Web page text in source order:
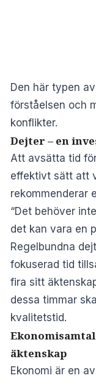
Den här typen
förståelsen och
konflikter.
Dejter – en
Att avsätta tid
effektivt sätt att
rekommenderar
“Det behöver
det kan vara en
Regelbundna
fokuserad tid
fira sitt
dessa timmar
kvalitetstid.
äktenskap
Ekonomi är en